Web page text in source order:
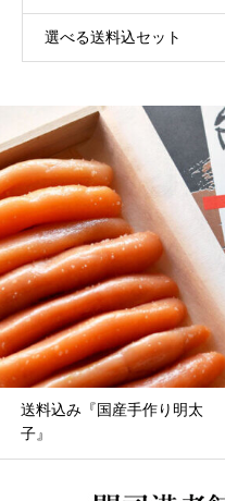
選べる送料込セット
『旨い塩さばセット』【完